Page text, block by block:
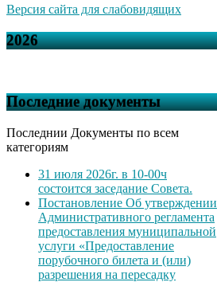
Версия сайта для слабовидящих
2026
Последние документы
Последнии Документы по всем
категориям
31 июля 2026г. в 10-00ч
состоится заседание Совета.
Постановление Об утверждении
Административного регламента
предоставления муниципальной
услуги «Предоставление
порубочного билета и (или)
разрешения на пересадку